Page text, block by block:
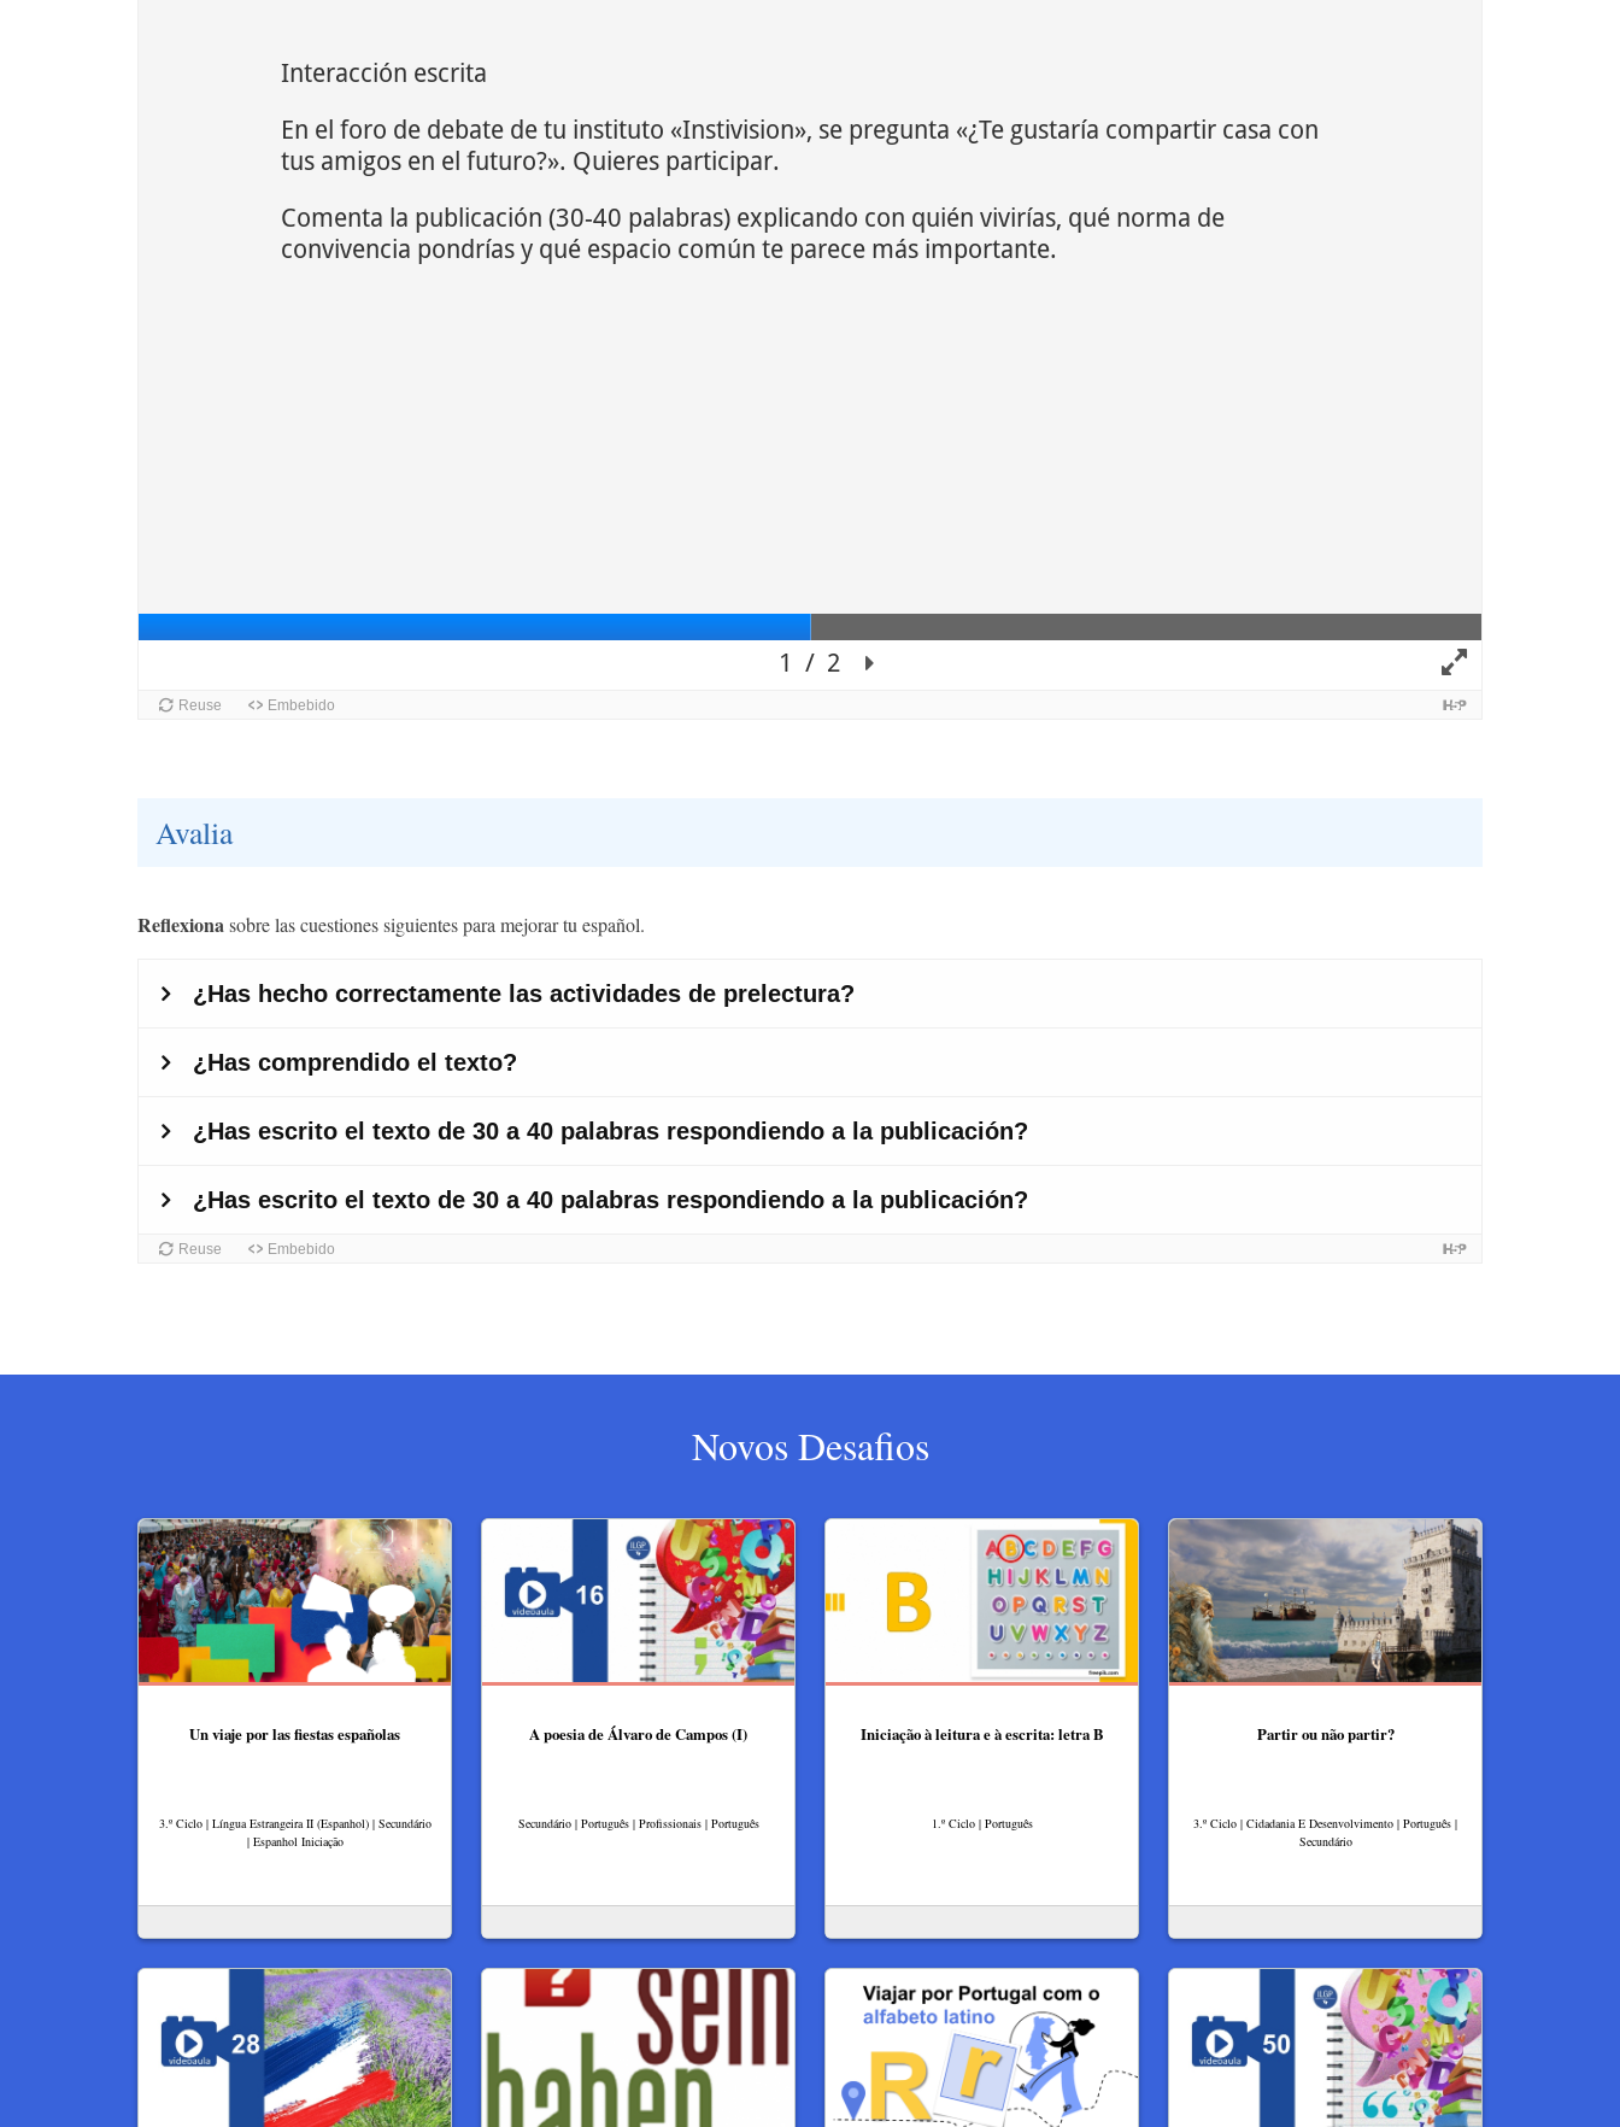
Avalia
Reflexionasobre las cuestiones siguientes para mejorar tu español.
Novos Desafios
Un viaje por las fiestas españolas
3.º Ciclo | Língua Estrangeira II (Espanhol) | Secundário
| Espanhol Iniciação
A poesia de Álvaro de Campos (I)
Secundário | Português | Profissionais | Português
Iniciação à leitura e à escrita: letra B
1.º Ciclo | Português
Partir ou não partir?
3.º Ciclo | Cidadania E Desenvolvimento | Português |
Secundário